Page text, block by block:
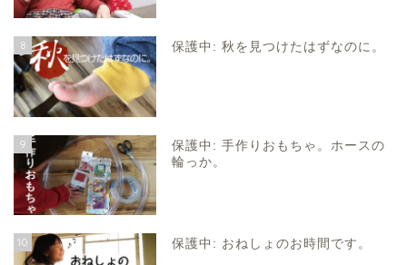
8 保護中: 秋を見つけたはずなのに。
9
保護中: 手作りおもちゃ。ホースの
輪っか。
10 保護中: おねしょのお時間です。